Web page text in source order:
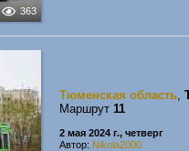
363
Тюменская область,
Маршрут 11
2 мая 2024 г., четверг
Автор: Nikola2000